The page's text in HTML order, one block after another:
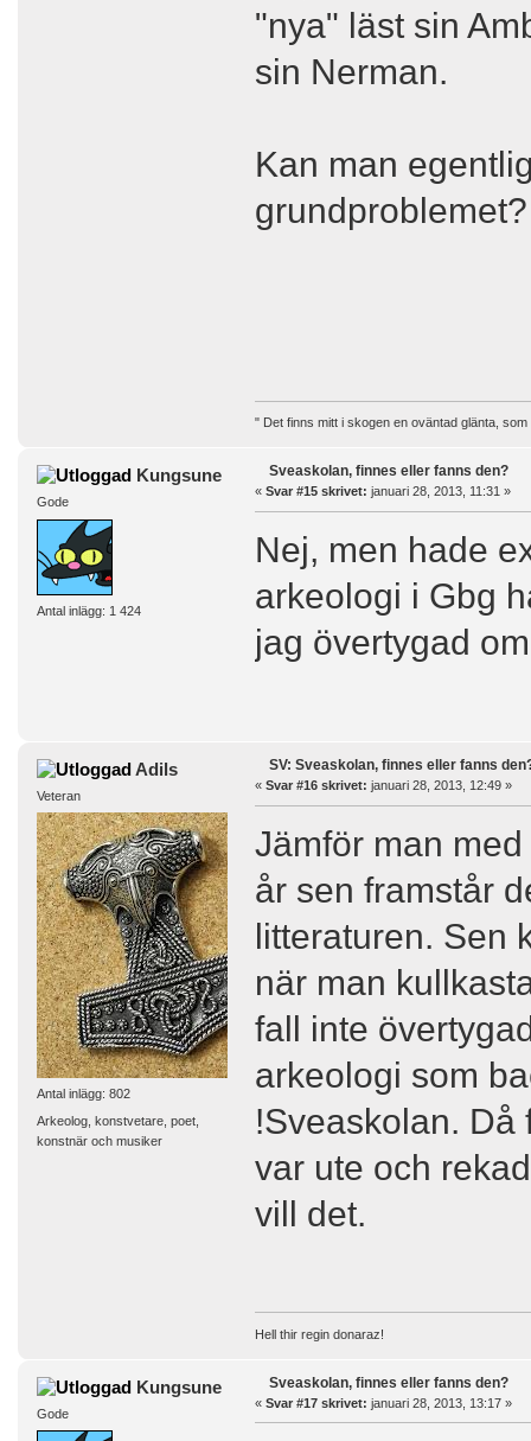
"nya" läst sin
sin Nerman.
Kan man
grundproblemet?
" Det finns mitt i skogen en oväntad glänta,
Kungsune
Gode
Antal inlägg: 1 424
Sveaskolan, finnes eller fanns den?
« Svar #15 skrivet: januari 28, 2013, 11:31 »
Nej, men hade
arkeologi i Gbg
jag övertygad
Adils
Veteran
Antal inlägg: 802
Arkeolog, konstvetare, poet,
konstnär och musiker
SV: Sveaskolan, finnes eller fanns
« Svar #16 skrivet: januari 28, 2013, 12:49 »
Jämför man
år sen framstår
litteraturen. Sen
när man
fall inte
arkeologi som
!Sveaskolan. Då
var ute och
vill det.
Hell thir regin donaraz!
Kungsune
Gode
Sveaskolan, finnes eller fanns den?
« Svar #17 skrivet: januari 28, 2013, 13:17 »